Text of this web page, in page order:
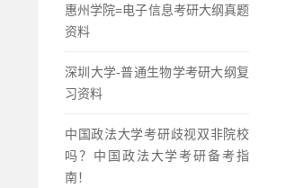
惠州学院=电子信息考研大纲真题
资料
深圳大学-普通生物学考研大纲复
习资料
中国政法大学考研歧视双非院校
吗？中国政法大学考研备考指
南！